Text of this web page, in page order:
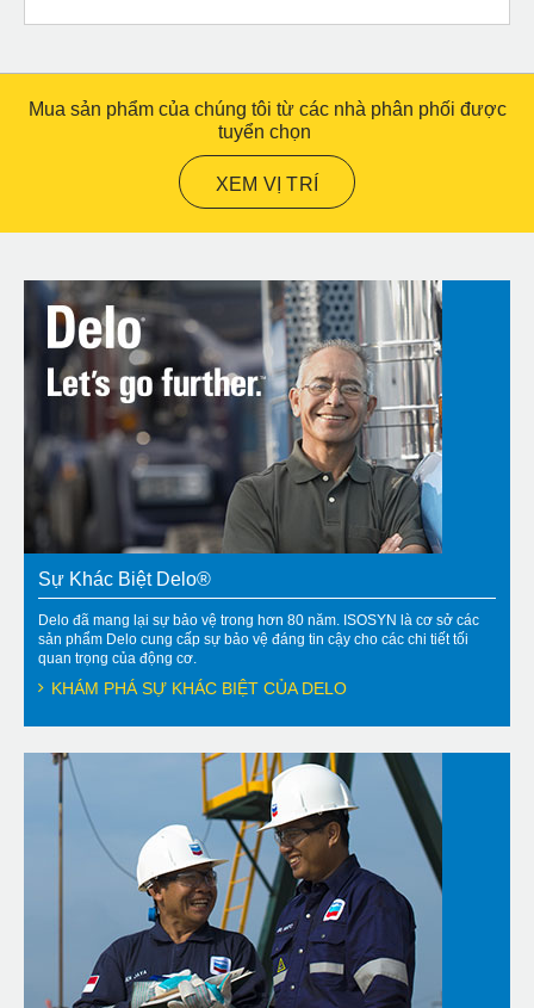
Mua sản phẩm của chúng tôi từ các nhà phân phối được
tuyển chọn
XEM VỊ TRÍ
Sự Khác Biệt Delo®
Delo đã mang lại sự bảo vệ trong hơn 80 năm. ISOSYN là cơ sở các
sản phẩm Delo cung cấp sự bảo vệ đáng tin cậy cho các chi tiết tối
quan trọng của động cơ.
KHÁM PHÁ SỰ KHÁC BIỆT CỦA DELO